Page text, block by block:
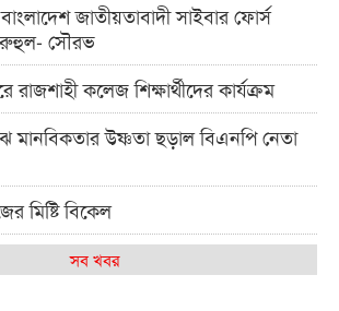
জাতীয়তাবাদী সাইবার ফোর্স
রুহুল- সৌরভ
রাজশাহী কলেজ শিক্ষার্থীদের কার্যক্রম
মানবিকতার উষ্ণতা ছড়াল বিএনপি নেতা
মিষ্টি বিকেল
দেশের মধ্যবিত্তরা
সব খবর